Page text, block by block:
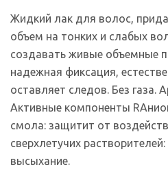
Жидкий лак для волос,
объем на тонких и слабых
создавать живые объемные
надежная фиксация,
оставляет следов. Без газа.
Активные компоненты
смола: защитит от
сверхлетучих
высыхание.